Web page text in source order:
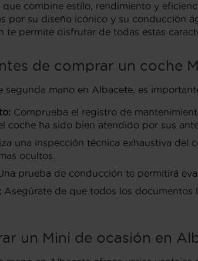
combine estilo, rendimiento y
por su diseño icónico y su conducción
te permite disfrutar de todas estas
de comprar un coche
mano en Albacete, es
Comprueba el registro de
coche ha sido bien atendido por sus
una inspección técnica exhaustiva del
ocultos.
prueba de conducción te permitirá
Asegúrate de que todos los documentos
un Mini de ocasión en